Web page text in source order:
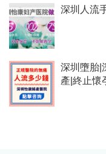
深圳人流
深圳墮胎|
產|終止懷